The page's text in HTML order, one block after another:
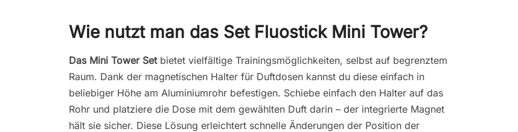
Wie nutzt man das Set Fluostick Mini Tower?
Das Mini Tower Setbietet vielfältige Trainingsmöglichkeiten, selbst auf begrenztem
Raum. Dank der magnetischen Halter für Duftdosen kannst du diese einfach in
beliebiger Höhe am Aluminiumrohr befestigen. Schiebe einfach den Halter auf das
Rohr und platziere die Dose mit dem gewählten Duft darin – der integrierte Magnet
hält sie sicher. Diese Lösung erleichtert schnelle Änderungen der Position der